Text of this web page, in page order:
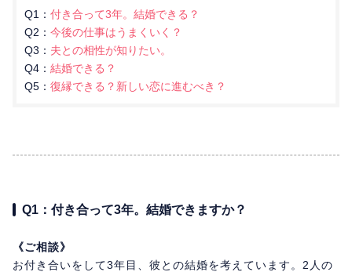
Q1： 付き合って3年。結婚できる？
Q2： 今後の仕事はうまくいく？
Q3： 夫との相性が知りたい。
Q4： 結婚できる？
Q5： 復縁できる？新しい恋に進むべき？
Q1：付き合って3年。結婚できますか？
《ご相談》
お付き合いをして3年目、彼との結婚を考えています。2人の